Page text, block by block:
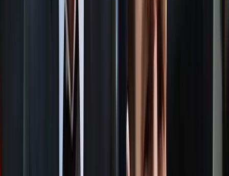
পুলিশ বৃহস্পতিবার গোপালগঞ্জের মুকসুদপুর উপজেলার জলিরপাড়
এলাকার খালকুলা গ্রামের একটি বাড়ি থেকে মেয়েটিকে উদ্ধার করে।
স্বজনদের অভিযোগ, ‘ফুসলিয়ে’ শিশুটিকে শ্বশুরবাড়ি নিয়ে যান অভিযুক্ত
মেঘা বাড়ৈ। বিয়ে দেন ৩৮ বছর বয়সী ভগরত ঢালী নামের এক আত্মীয়ের
বিয়ে দেইনি। সে নিজের ইচ্ছায় বিয়ে করেছে। এ বিষয়ে আমরা কিছু জানি
প্রাথমিক জিজ্ঞাসাবাদে শিশুটি নির্যাতনের কথা বলেছে। নিশ্চিত হওয়ার
জন্য করা হবে ডাক্তারি পরীক্ষা। এসব জানিয়েছেন ওসি তারিক হাসান।
‘পরীক্ষা-নিরীক্ষা না করে আমরা নির্যাতনের কথা নি‌শ্চিতভাবে বলতে